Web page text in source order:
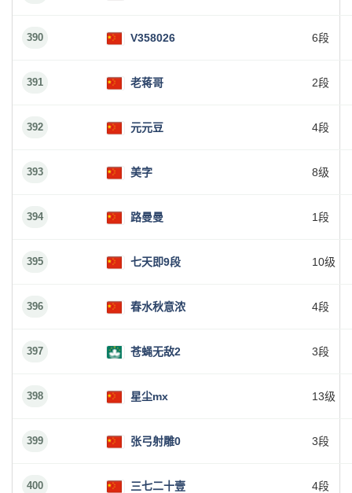
390 V358026 6段
391 老蒋哥 2段
392 元元豆 4段
393 美字 8级
394 路曼曼 1段
395 七天即9段 10级
396 春水秋意浓 4段
397 苍蝇无敌2 3段
398 星尘mx 13级
399 张弓射雕0 3段
400 三七二十壹 4段